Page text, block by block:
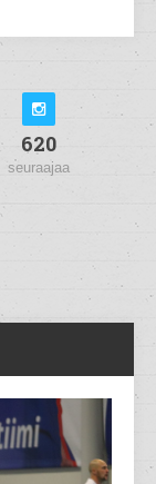
620
seuraajaa